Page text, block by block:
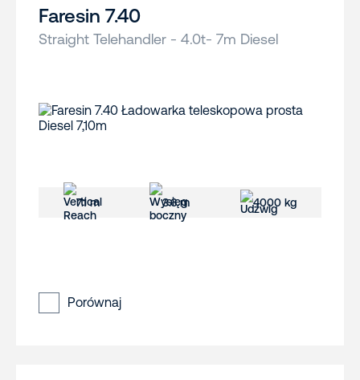
Faresin 7.40
Straight Telehandler - 4.0t- 7m Diesel
7.1 m 3.6 m 4000 kg
Porównaj